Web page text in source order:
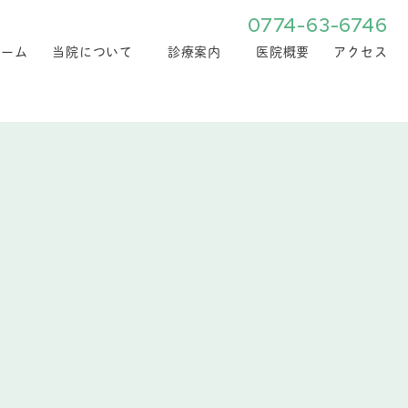
0774-63-6746
ム 当院について 診療案内 医院概要 アクセス